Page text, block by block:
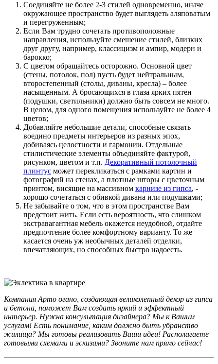
Соединяйте не более 2-3 стилей одновременно, иначе
окружающее пространство будет выглядеть аляповатым
и перегруженным;
Если Вам трудно сочетать противоположные
направления, используйте смешение стилей, близких
друг другу, например, классицизм и ампир, модерн и
барокко;
С цветом обращайтесь осторожно. Основной цвет
(стены, потолок, пол) пусть будет нейтральным,
второстепенный (столы, диваны, кресла) – более
насыщенным. А бросающихся в глаза ярких пятен
(подушки, светильники) должно быть совсем не много.
В целом, для одного помещения используйте не более 4
цветов;
Добавляйте небольшие детали, способные связать
воедино предметы интерьеров из разных эпох,
добиваясь целостности и гармонии. Отдельные
стилистические элементы объединяйте фактурой,
рисунком, цветом и т.п. Декоративный потолочный
плинтус может перекликаться с рамками картин и
фотографий на стенах, а плотные шторы с цветочным
принтом, висящие на массивном карнизе из гипса, -
хорошо сочетаться с обивкой дивана или подушками;
Не забывайте о том, что в этом пространстве Вам
предстоит жить. Если есть вероятность, что слишком
экстравагантная мебель окажется неудобной, отдайте
предпочтение более комфортному варианту. То же
касается очень уж необычных деталей отделки,
впечатляющих, но способных быстро надоесть.
Компания Арто огано, создающая великолепный декор из гипса
и бетона, поможет Вам создать яркий и эффектный
интерьер. Нужна консультация дизайнера? Мы к Вашим
услугам! Есть понимание, каким должно быть убранство
жилища? Мы готовы реализовать Ваши идеи! Располагаете
готовыми схемами и эскизами? Звоните нам прямо сейчас!